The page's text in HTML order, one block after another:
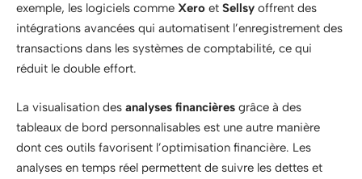
exemple, les logiciels comme Xero et Sellsy offrent des
intégrations avancées qui automatisent l’enregistrement des
transactions dans les systèmes de comptabilité, ce qui
réduit le double effort.
La visualisation des analyses financières grâce à des
tableaux de bord personnalisables est une autre manière
dont ces outils favorisent l’optimisation financière. Les
analyses en temps réel permettent de suivre les dettes et